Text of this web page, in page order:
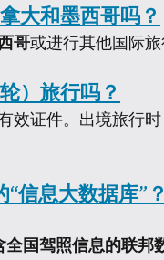
大和墨西哥吗？
哥或进行其他国际旅
）旅行吗？
效证件。出境旅行
信息大数据库”？
全国驾照信息的联邦